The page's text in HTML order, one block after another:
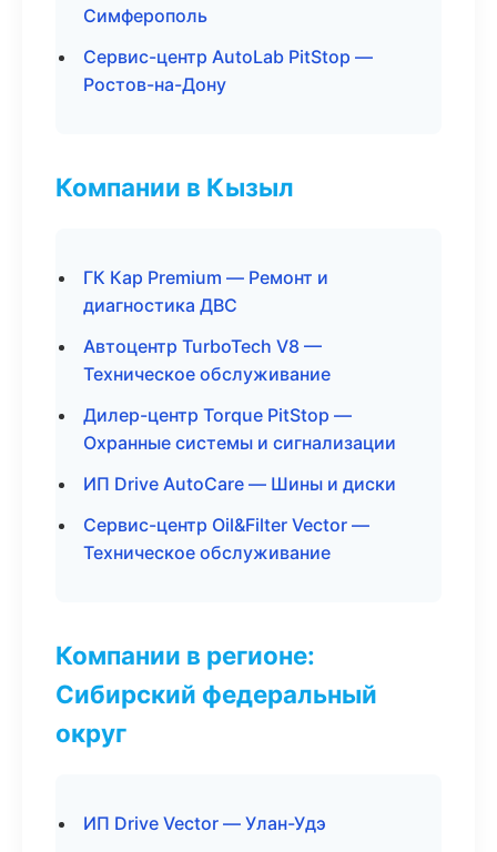
Симферополь
Сервис-центр AutoLab PitStop —
Ростов-на-Дону
Компании в Кызыл
ГК Кар Premium — Ремонт и
диагностика ДВС
Автоцентр TurboTech V8 —
Техническое обслуживание
Дилер-центр Torque PitStop —
Охранные системы и сигнализации
ИП Drive AutoCare — Шины и диски
Сервис-центр Oil&Filter Vector —
Техническое обслуживание
Компании в регионе:
Сибирский федеральный
округ
ИП Drive Vector — Улан-Удэ